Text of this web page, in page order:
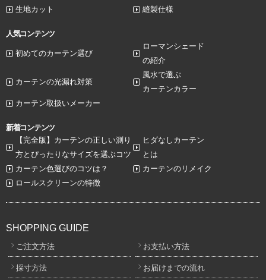
生地カット
縫製仕様
人気コンテンツ
初めてのカーテン選び
ローマンシェード
の紹介
カーテンの光漏れ対策
風水で選ぶ
カーテンカラー
カーテン取扱いメーカー
新着コンテンツ
【完全版】カーテンの正しい測り
方とぴったりなサイズを選ぶコツ
ヒダなしカーテン
とは
カーテン色選びのコツは？
カーテンのリメイク
ロールスクリーンの特徴
SHOPPING GUIDE
ご注文方法 お支払い方法
採寸方法 お届けまでの流れ